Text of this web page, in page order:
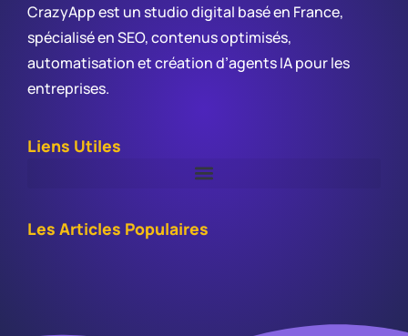
CrazyApp est un studio digital basé en France,
spécialisé en SEO, contenus optimisés,
automatisation et création d’agents IA pour les
entreprises.
Liens Utiles
Les Articles Populaires